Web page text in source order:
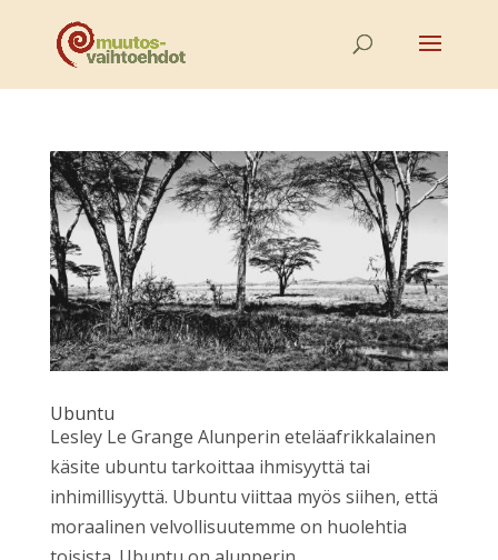
Ubuntu
Lesley Le Grange Alunperin eteläafrikkalainen
käsite ubuntu tarkoittaa ihmisyyttä tai
inhimillisyyttä. Ubuntu viittaa myös siihen, että
moraalinen velvollisuutemme on huolehtia